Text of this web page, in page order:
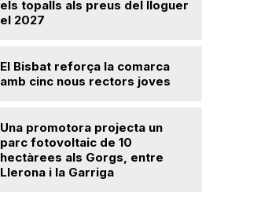
els topalls als preus del lloguer
el 2027
El Bisbat reforça la comarca
amb cinc nous rectors joves
Una promotora projecta un
parc fotovoltaic de 10
hectàrees als Gorgs, entre
Llerona i la Garriga